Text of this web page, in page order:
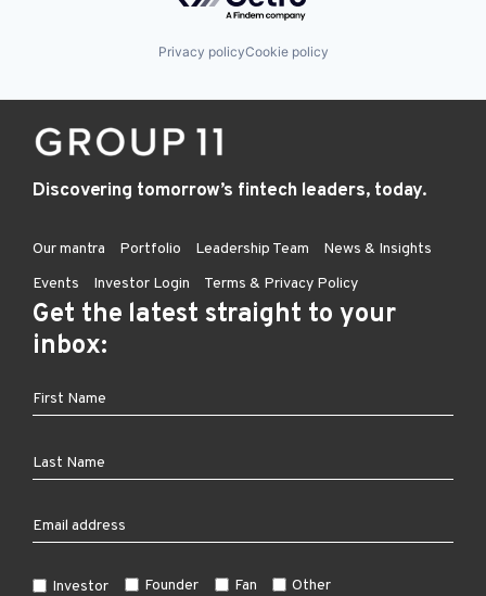
Privacy policyCookie policy
Discovering tomorrow’s fintech leaders, today.
Our mantra Portfolio Leadership Team
News & Insights
Events
Investor Login Terms & Privacy Policy
Get the latest straight to your
inbox:
Investor Founder Fan Other